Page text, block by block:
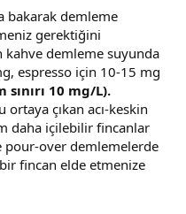
bakarak demleme
gerektiğini
demleme suyunda
espresso için 10-15 mg
sınırı 10 mg/L).
çıkan acı-keskin
daha içilebilir fincanlar
pour-over demlemelerde
fincan elde etmenize